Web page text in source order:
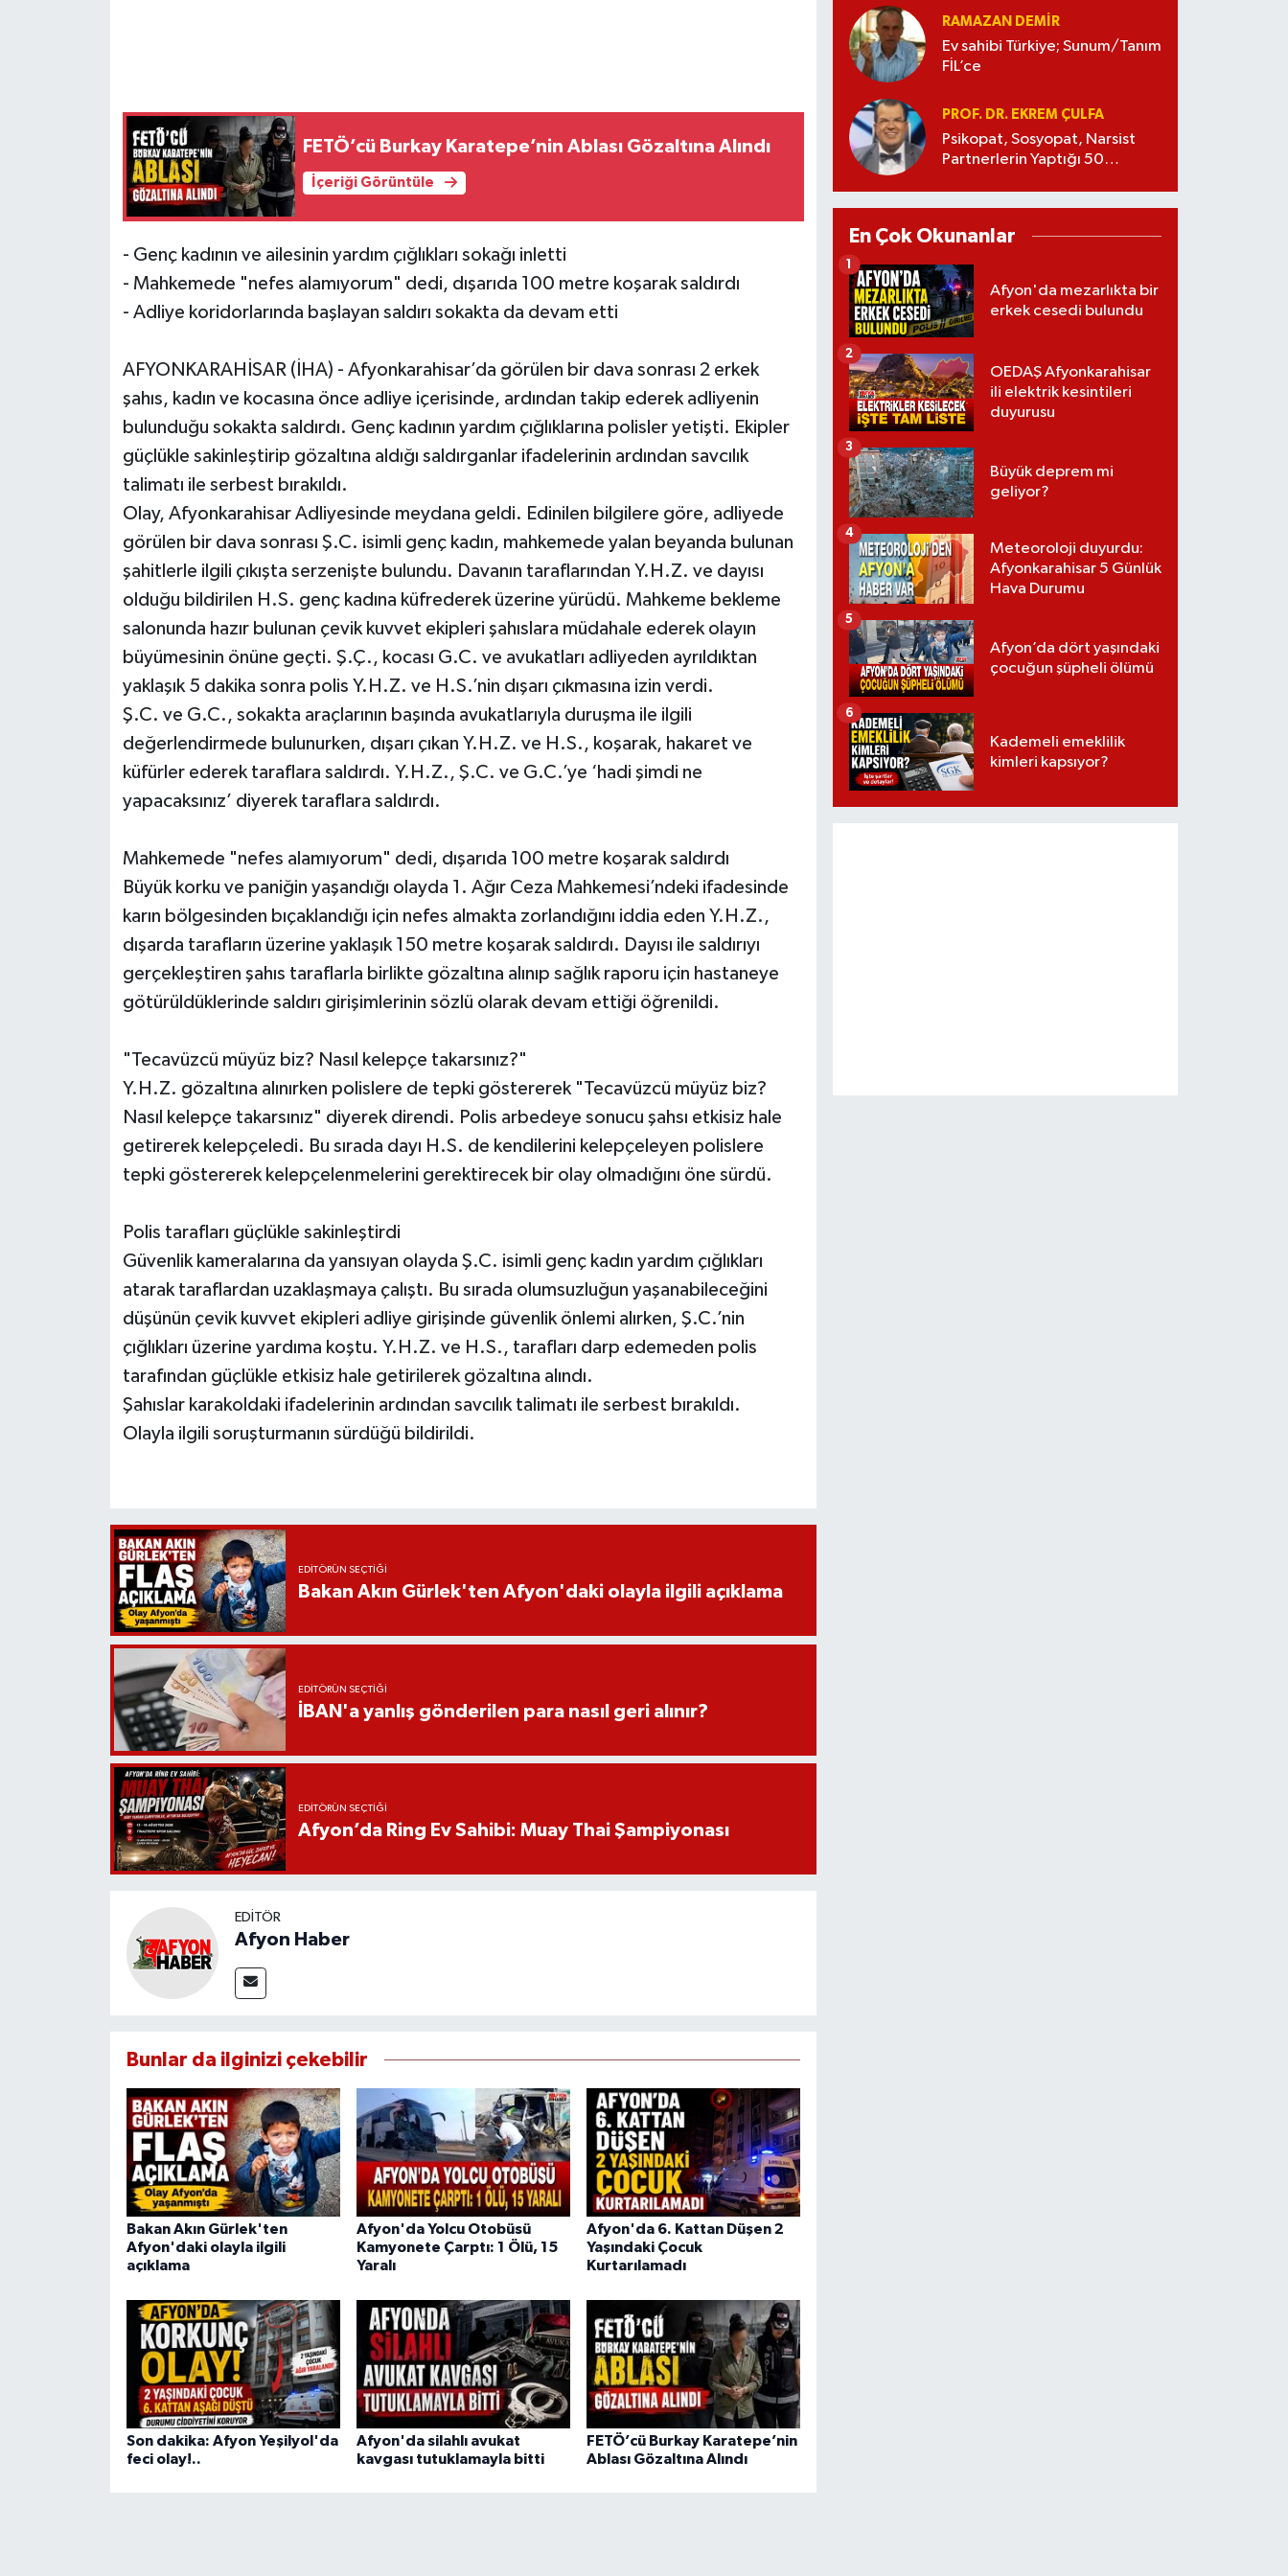
FETÖ’cü Burkay Karatepe’nin Ablası Gözaltına Alındı
İçeriği Görüntüle
- Genç kadının ve ailesinin yardım çığlıkları sokağı inletti
- Mahkemede "nefes alamıyorum" dedi, dışarıda 100 metre koşarak saldırdı
- Adliye koridorlarında başlayan saldırı sokakta da devam etti
AFYONKARAHİSAR (İHA) - Afyonkarahisar’da görülen bir dava sonrası 2 erkek
şahıs, kadın ve kocasına önce adliye içerisinde, ardından takip ederek adliyenin
bulunduğu sokakta saldırdı. Genç kadının yardım çığlıklarına polisler yetişti. Ekipler
güçlükle sakinleştirip gözaltına aldığı saldırganlar ifadelerinin ardından savcılık
talimatı ile serbest bırakıldı.
Olay, Afyonkarahisar Adliyesinde meydana geldi. Edinilen bilgilere göre, adliyede
görülen bir dava sonrası Ş.C. isimli genç kadın, mahkemede yalan beyanda bulunan
şahitlerle ilgili çıkışta serzenişte bulundu. Davanın taraflarından Y.H.Z. ve dayısı
olduğu bildirilen H.S. genç kadına küfrederek üzerine yürüdü. Mahkeme bekleme
salonunda hazır bulunan çevik kuvvet ekipleri şahıslara müdahale ederek olayın
büyümesinin önüne geçti. Ş.Ç., kocası G.C. ve avukatları adliyeden ayrıldıktan
yaklaşık 5 dakika sonra polis Y.H.Z. ve H.S.’nin dışarı çıkmasına izin verdi.
Ş.C. ve G.C., sokakta araçlarının başında avukatlarıyla duruşma ile ilgili
değerlendirmede bulunurken, dışarı çıkan Y.H.Z. ve H.S., koşarak, hakaret ve
küfürler ederek taraflara saldırdı. Y.H.Z., Ş.C. ve G.C.’ye ‘hadi şimdi ne
yapacaksınız’ diyerek taraflara saldırdı.
Mahkemede "nefes alamıyorum" dedi, dışarıda 100 metre koşarak saldırdı
Büyük korku ve paniğin yaşandığı olayda 1. Ağır Ceza Mahkemesi’ndeki ifadesinde
karın bölgesinden bıçaklandığı için nefes almakta zorlandığını iddia eden Y.H.Z.,
dışarda tarafların üzerine yaklaşık 150 metre koşarak saldırdı. Dayısı ile saldırıyı
gerçekleştiren şahıs taraflarla birlikte gözaltına alınıp sağlık raporu için hastaneye
götürüldüklerinde saldırı girişimlerinin sözlü olarak devam ettiği öğrenildi.
"Tecavüzcü müyüz biz? Nasıl kelepçe takarsınız?"
Y.H.Z. gözaltına alınırken polislere de tepki göstererek "Tecavüzcü müyüz biz?
Nasıl kelepçe takarsınız" diyerek direndi. Polis arbedeye sonucu şahsı etkisiz hale
getirerek kelepçeledi. Bu sırada dayı H.S. de kendilerini kelepçeleyen polislere
tepki göstererek kelepçelenmelerini gerektirecek bir olay olmadığını öne sürdü.
Polis tarafları güçlükle sakinleştirdi
Güvenlik kameralarına da yansıyan olayda Ş.C. isimli genç kadın yardım çığlıkları
atarak taraflardan uzaklaşmaya çalıştı. Bu sırada olumsuzluğun yaşanabileceğini
düşünün çevik kuvvet ekipleri adliye girişinde güvenlik önlemi alırken, Ş.C.’nin
çığlıkları üzerine yardıma koştu. Y.H.Z. ve H.S., tarafları darp edemeden polis
tarafından güçlükle etkisiz hale getirilerek gözaltına alındı.
Şahıslar karakoldaki ifadelerinin ardından savcılık talimatı ile serbest bırakıldı.
Olayla ilgili soruşturmanın sürdüğü bildirildi.
EDITÖRÜN SEÇTIĞI
Bakan Akın Gürlek'ten Afyon'daki olayla ilgili açıklama
EDITÖRÜN SEÇTIĞI
İBAN'a yanlış gönderilen para nasıl geri alınır?
EDITÖRÜN SEÇTIĞI
Afyon’da Ring Ev Sahibi: Muay Thai Şampiyonası
EDITÖR
Afyon Haber
Bunlar da ilginizi çekebilir
Bakan Akın Gürlek'ten
Afyon'daki olayla ilgili
açıklama
Afyon'da Yolcu Otobüsü
Kamyonete Çarptı: 1 Ölü, 15
Yaralı
Afyon'da 6. Kattan Düşen 2
Yaşındaki Çocuk
Kurtarılamadı
Son dakika: Afyon Yeşilyol'da
feci olay!..
Afyon'da silahlı avukat
kavgası tutuklamayla bitti
FETÖ’cü Burkay Karatepe’nin
Ablası Gözaltına Alındı
RAMAZAN DEMİR
Ev sahibi Türkiye; Sunum/Tanım
FİL’ce
PROF. DR. EKREM ÇULFA
Psikopat, Sosyopat, Narsist
Partnerlerin Yaptığı 50
En Çok Okunanlar
Afyon'da mezarlıkta bir
erkek cesedi bulundu
1
OEDAŞ Afyonkarahisar
ili elektrik kesintileri
duyurusu
2
Büyük deprem mi
geliyor?
3
Meteoroloji duyurdu:
Afyonkarahisar 5 Günlük
Hava Durumu
4
Afyon’da dört yaşındaki
çocuğun şüpheli ölümü
5
Kademeli emeklilik
kimleri kapsıyor?
6